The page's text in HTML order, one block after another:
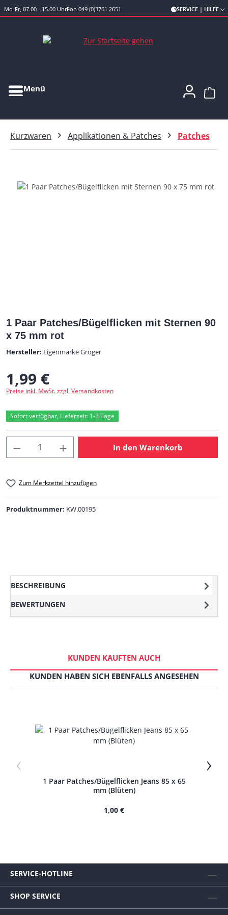
Zum Hauptinhalt springen
Mo-Fr, 07.00 - 15.00 UhrFon 049 (0)3761 2651 SERVICE | HILFE
Menü
Kurzwaren Applikationen & Patches Patches
Bildergalerie überspringen
1 Paar Patches/Bügelflicken mit Sternen 90
x 75 mm rot
Hersteller: Eigenmarke Gröger
Regulärer Preis:
1,99 €
Preise inkl. MwSt. zzgl. Versandkosten
Sofort verfügbar, Lieferzeit: 1-3 Tage
Produkt Anzahl: Gib den gewünschten
In den Warenkorb
Zum Merkzettel hinzufügen
Produktnummer: KW.00195
BESCHREIBUNG
BEWERTUNGEN
KUNDEN KAUFTEN AUCH
KUNDEN HABEN SICH EBENFALLS ANGESEHEN
‹
1 Paar Patches/Bügelflicken Jeans 85 x 65
mm (Blüten)
1,00 €
›
SERVICE-HOTLINE
SHOP SERVICE